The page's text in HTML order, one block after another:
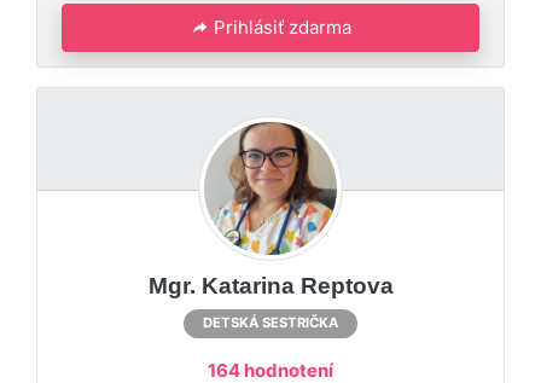
Prihlásiť zdarma
Mgr. Katarina Reptova
DETSKÁ SESTRIČKA
164 hodnotení